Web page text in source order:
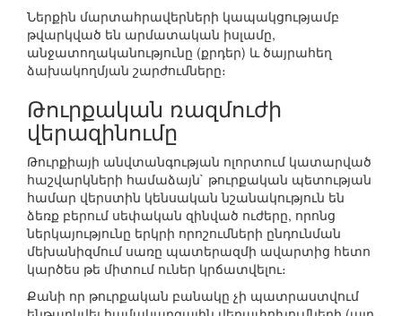
Ներքին մարտահրավերների կապակցությամբ
թվարկված են արմատական իսլամը,
անջատողականությունը (քրդեր) և ծայրահեղ
ձախակողմյան շարժումները։
Թուրքական ռազմուժի
վերազինումը
Թուրքիայի անվտանգության ոլորտում կատարված
հաշվարկների համաձայն` թուրքական պետության
համար վերստին կենսական նշանակություն են
ձեռք բերում սեփական զինված ուժերը, որոնց
ներկայությունը երկրի որոշումների ընդունման
մեխանիզմում սառը պատերազմի ավարտից հետո
կարծես թե միտում ուներ կրճատվելու։
Քանի որ թուրքական բանակը չի պատրաստվում